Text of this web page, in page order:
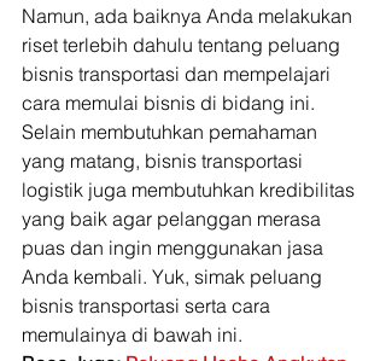
Namun, ada baiknya Anda melakukan
riset terlebih dahulu tentang peluang
bisnis transportasi dan mempelajari
cara memulai bisnis di bidang ini.
Selain membutuhkan pemahaman
yang matang, bisnis transportasi
logistik juga membutuhkan kredibilitas
yang baik agar pelanggan merasa
puas dan ingin menggunakan jasa
Anda kembali. Yuk, simak peluang
bisnis transportasi serta cara
memulainya di bawah ini.